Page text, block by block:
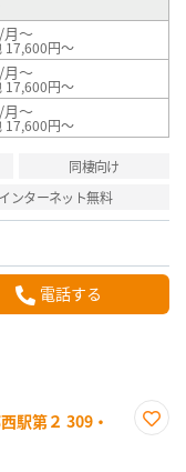
月～
17,600円～
月～
17,600円～
月～
17,600円～
同棲向け
インターネット無料
電話する
駅第２ 309・